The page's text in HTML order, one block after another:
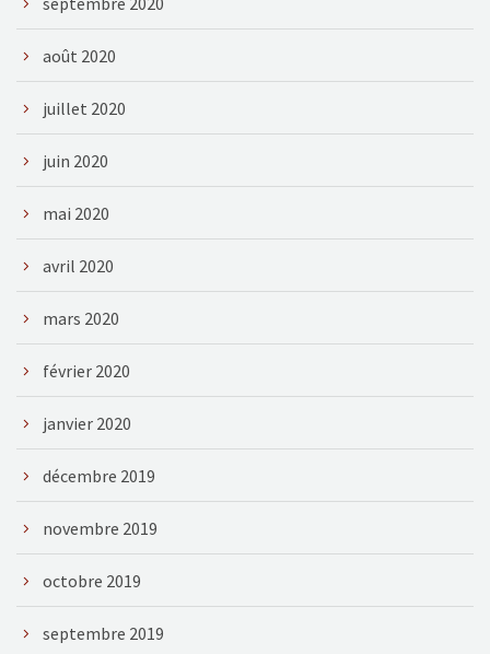
août 2020
juillet 2020
juin 2020
mai 2020
avril 2020
mars 2020
février 2020
janvier 2020
décembre 2019
novembre 2019
octobre 2019
septembre 2019